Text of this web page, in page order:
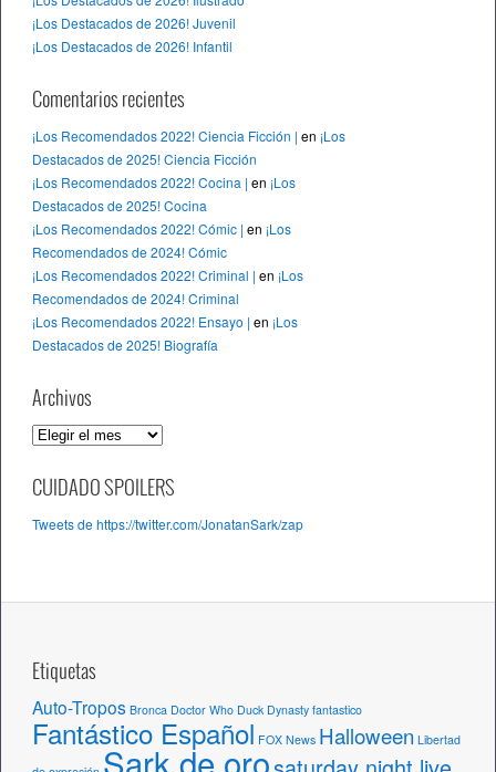
¡Los Destacados de 2026! Juvenil
¡Los Destacados de 2026! Infantil
Comentarios recientes
¡Los Recomendados 2022! Ciencia Ficción | en ¡Los
Destacados de 2025! Ciencia Ficción
¡Los Recomendados 2022! Cocina | en ¡Los
Destacados de 2025! Cocina
¡Los Recomendados 2022! Cómic | en ¡Los
Recomendados de 2024! Cómic
¡Los Recomendados 2022! Criminal | en ¡Los
Recomendados de 2024! Criminal
¡Los Recomendados 2022! Ensayo | en ¡Los
Destacados de 2025! Biografía
Archivos
A
c
i
CUIDADO SPOILERS
Tweets de https://twitter.com/JonatanSark/zap
Etiquetas
Auto-Tropos Bronca Doctor Who Duck Dynasty fantastico
Fantástico Español FOX News Halloween Libertad
Sark de oro